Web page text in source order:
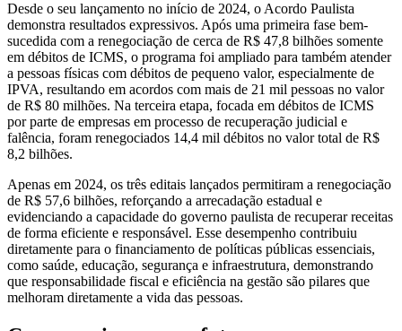
Desde o seu lançamento no início de 2024, o Acordo Paulista
demonstra resultados expressivos. Após uma primeira fase bem-
sucedida com a renegociação de cerca de R$ 47,8 bilhões somente
em débitos de ICMS, o programa foi ampliado para também atender
a pessoas físicas com débitos de pequeno valor, especialmente de
IPVA, resultando em acordos com mais de 21 mil pessoas no valor
de R$ 80 milhões. Na terceira etapa, focada em débitos de ICMS
por parte de empresas em processo de recuperação judicial e
falência, foram renegociados 14,4 mil débitos no valor total de R$
8,2 bilhões.
Apenas em 2024, os três editais lançados permitiram a renegociação
de R$ 57,6 bilhões, reforçando a arrecadação estadual e
evidenciando a capacidade do governo paulista de recuperar receitas
de forma eficiente e responsável. Esse desempenho contribuiu
diretamente para o financiamento de políticas públicas essenciais,
como saúde, educação, segurança e infraestrutura, demonstrando
que responsabilidade fiscal e eficiência na gestão são pilares que
melhoram diretamente a vida das pessoas.